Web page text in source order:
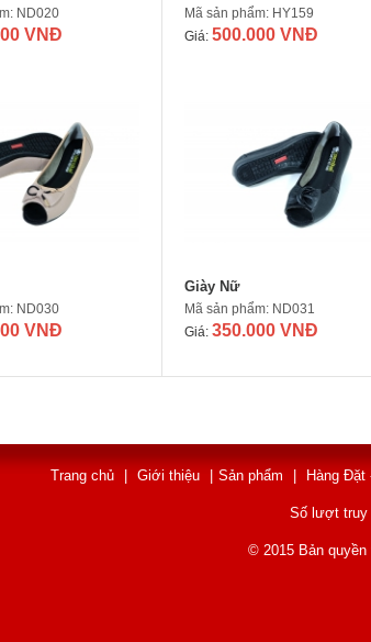
ND020
VNĐ
Mã sản phẩm: HY159
Giá: 500.000 VNĐ
ND030
VNĐ
Giày Nữ
Mã sản phẩm: ND031
Giá: 350.000 VNĐ
Trang chủ | Giới thiệu | Sản phẩm | Hàng Đặt
Số lượt truy
© 2015 Bản quyền